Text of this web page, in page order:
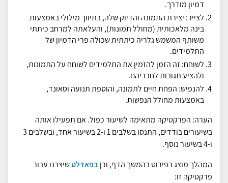
דמיון מודרך.
לצייר: יצירת התמונה והדיוק שלה, בתיווך מילולי באמצעות
בינה מלאכותית (מחולל תמונות), והעלאתה למרחב כיתתי
משותף המשמש גלריה כיתתית שכולה פרי הדמיון של
התלמידים.
לשוחח: זה הזמן להזמין את התלמידים לשוחח על התמונות,
ולהציע תגובות לחבריהם.
להנפיש: הפחת חיים לתמונה, והוספת תנועה וסאונד,
באמצעות מחולל הנפשות.
הערה: הפרקטיקה מתאימה לשיעור כפול. אם תפעילו אותה
בשיעורים בודדים, התנסו בשלבים 1 ו-2 בשיעור אחד, ובשלבים 3
ו-4 בשיעור נוסף.
המהלך מוצג בפירוט בהמשך הדף, וכן בפאדלטשיצרנו עבור
פרקטיקה זו: